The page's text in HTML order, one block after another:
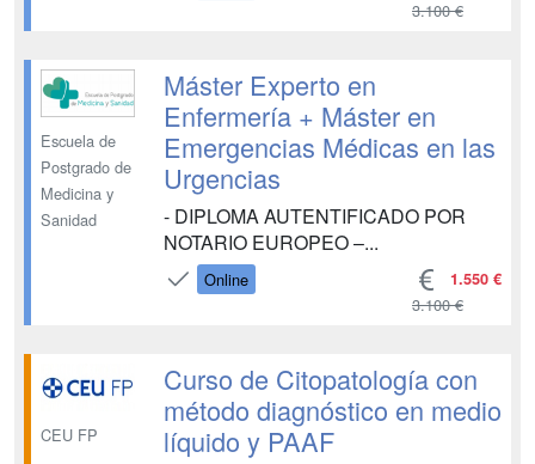
3.100 €
Escuela de
Postgrado de
Medicina y
Sanidad
Máster Experto en
Enfermería + Máster en
Emergencias Médicas en las
Urgencias
- DIPLOMA AUTENTIFICADO POR
NOTARIO EUROPEO –...
Online 1.550 €
3.100 €
CEU FP
Curso de Citopatología con
método diagnóstico en medio
líquido y PAAF